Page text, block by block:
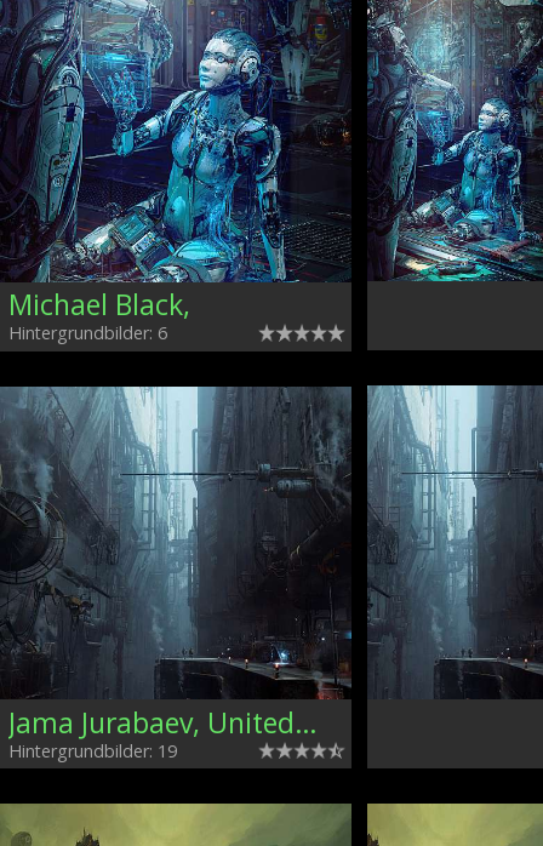
Michael Black,
Hintergrundbilder: 6
Jama Jurabaev, United Kingdom
Hintergrundbilder: 19